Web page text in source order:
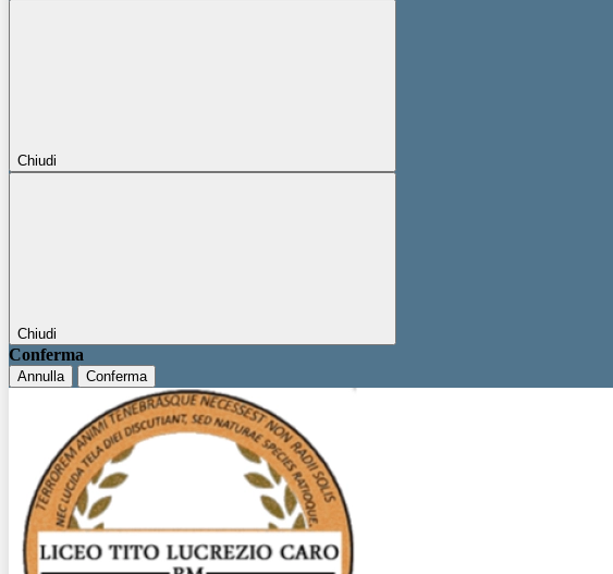
Chiudi
Chiudi
Conferma
Annulla Conferma